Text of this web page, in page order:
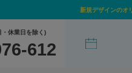
新規デザインのオ
・休業日を除く)
612